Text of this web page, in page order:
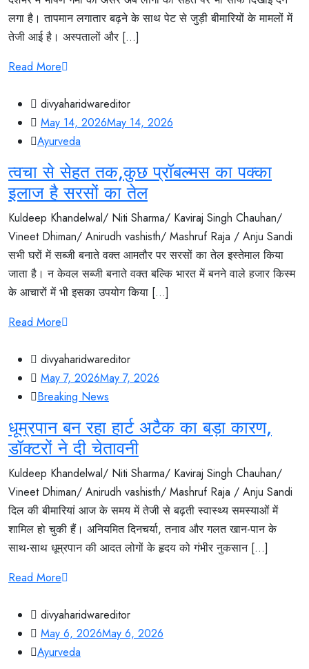
लगा है। तापमान लगातार बढ़ने के साथ पेट से जुड़ी बीमारियों के मामलों में
तेजी आई है। अस्पतालों और [...]
Read More
divyaharidwareditor
May 14, 2026May 14, 2026
Ayurveda
त्वचा से सेहत तक,कुछ प्रॉबल्मस का पक्का
इलाज है सरसों का तेल
Kuldeep Khandelwal/ Niti Sharma/ Kaviraj Singh Chauhan/
Vineet Dhiman/ Anirudh vashisth/ Mashruf Raja / Anju Sandi
सभी घरों में सब्जी बनाते वक्त आमतौर पर सरसों का तेल इस्तेमाल किया
जाता है। न केवल सब्जी बनाते वक्त बल्कि भारत में बनने वाले हजार किस्म
के आचारों में भी इसका उपयोग किया [...]
Read More
divyaharidwareditor
May 7, 2026May 7, 2026
Breaking News
धूम्रपान बन रहा हार्ट अटैक का बड़ा कारण,
डॉक्टरों ने दी चेतावनी
Kuldeep Khandelwal/ Niti Sharma/ Kaviraj Singh Chauhan/
Vineet Dhiman/ Anirudh vashisth/ Mashruf Raja / Anju Sandi
दिल की बीमारियां आज के समय में तेजी से बढ़ती स्वास्थ्य समस्याओं में
शामिल हो चुकी हैं। अनियमित दिनचर्या, तनाव और गलत खान-पान के
साथ-साथ धूम्रपान की आदत लोगों के हृदय को गंभीर नुकसान [...]
Read More
divyaharidwareditor
May 6, 2026May 6, 2026
Ayurveda